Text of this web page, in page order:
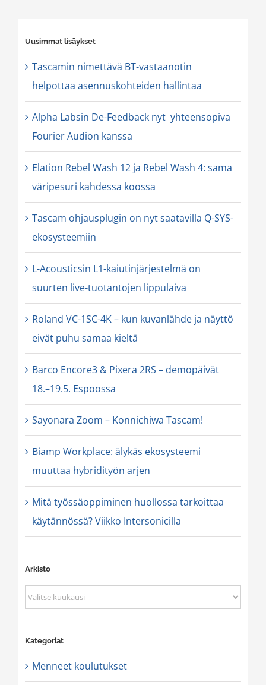
Uusimmat lisäykset
Tascamin nimettävä BT-vastaanotin
helpottaa asennuskohteiden hallintaa
Alpha Labsin De-Feedback nyt yhteensopiva
Fourier Audion kanssa
Elation Rebel Wash 12 ja Rebel Wash 4: sama
väripesuri kahdessa koossa
Tascam ohjausplugin on nyt saatavilla Q-SYS-
ekosysteemiin
L-Acousticsin L1-kaiutinjärjestelmä on
suurten live-tuotantojen lippulaiva
Roland VC-1SC-4K – kun kuvanlähde ja näyttö
eivät puhu samaa kieltä
Barco Encore3 & Pixera 2RS – demopäivät
18.–19.5. Espoossa
Sayonara Zoom – Konnichiwa Tascam!
Biamp Workplace: älykäs ekosysteemi
muuttaa hybridityön arjen
Mitä työssäoppiminen huollossa tarkoittaa
käytännössä? Viikko Intersonicilla
Arkisto
Arkisto
Kategoriat
Menneet koulutukset